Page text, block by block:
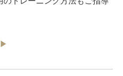
▶︎